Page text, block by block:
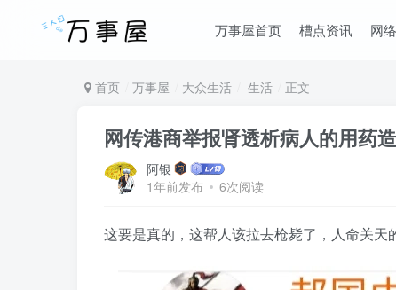
万事屋首页 槽点资讯 网
首页 万事屋 大众生活 生活 正文
网传港商举报肾透析病人的用药
阿银
1年前发布
6次阅读
这要是真的，这帮人该拉去枪毙了，人命关